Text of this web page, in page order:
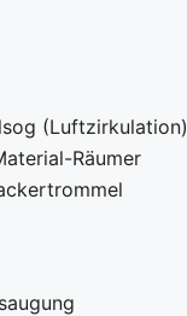
(Luftzirkulation)
Räumer